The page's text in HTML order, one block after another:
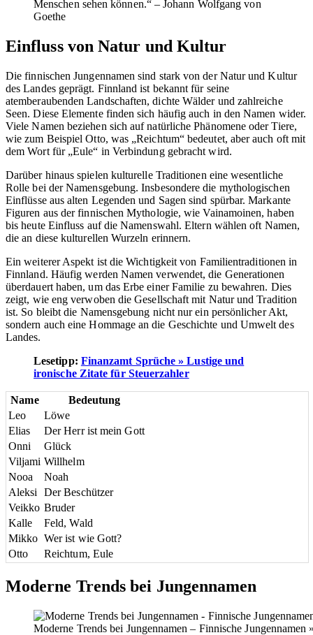
Menschen sehen können.“ – Johann Wolfgang von
Goethe
Einfluss von Natur und Kultur
Die finnischen Jungennamen sind stark von der Natur und Kultur
des Landes geprägt. Finnland ist bekannt für seine
atemberaubenden Landschaften, dichte Wälder und zahlreiche
Seen. Diese Elemente finden sich häufig auch in den Namen wider.
Viele Namen beziehen sich auf natürliche Phänomene oder Tiere,
wie zum Beispiel Otto, was „Reichtum“ bedeutet, aber auch oft mit
dem Wort für „Eule“ in Verbindung gebracht wird.
Darüber hinaus spielen kulturelle Traditionen eine wesentliche
Rolle bei der Namensgebung. Insbesondere die mythologischen
Einflüsse aus alten Legenden und Sagen sind spürbar. Markante
Figuren aus der finnischen Mythologie, wie Vainamoinen, haben
bis heute Einfluss auf die Namenswahl. Eltern wählen oft Namen,
die an diese kulturellen Wurzeln erinnern.
Ein weiterer Aspekt ist die Wichtigkeit von Familientraditionen in
Finnland. Häufig werden Namen verwendet, die Generationen
überdauert haben, um das Erbe einer Familie zu bewahren. Dies
zeigt, wie eng verwoben die Gesellschaft mit Natur und Tradition
ist. So bleibt die Namensgebung nicht nur ein persönlicher Akt,
sondern auch eine Hommage an die Geschichte und Umwelt des
Landes.
Lesetipp: Finanzamt Sprüche » Lustige und
ironische Zitate für Steuerzahler
Name
Bedeutung
Leo
Löwe
Elias
Der Herr ist mein Gott
Onni
Glück
Viljami Willhelm
Nooa
Noah
Aleksi
Der Beschützer
Veikko Bruder
Kalle
Feld, Wald
Mikko Wer ist wie Gott?
Otto
Reichtum, Eule
Moderne Trends bei Jungennamen
Moderne Trends bei Jungennamen – Finnische